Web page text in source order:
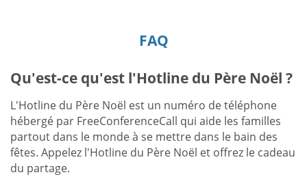
FAQ
Qu'est-ce qu'est l'Hotline du Père Noël ?
L'Hotline du Père Noël est un numéro de téléphone
hébergé par FreeConferenceCall qui aide les familles
partout dans le monde à se mettre dans le bain des
fêtes. Appelez l'Hotline du Père Noël et offrez le cadeau
du partage.